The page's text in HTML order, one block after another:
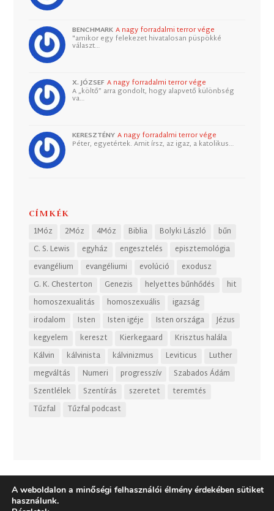
BENCHMARK A nagy forradalmi terror vége
"amikor egy felekezet hivatalosan püspökké
választ…
X. JÓZSEF A nagy forradalmi terror vége
A „költő” arra gondolt, hogy alapvető különbség
va…
KERESZTÉNY A nagy forradalmi terror vége
Péter, egyetértek. Amit írsz, az igaz, a katolikus…
CÍMKÉK
1Móz 2Móz 4Móz Biblia Bolyki László
bűn
C. S. Lewis
egyház engesztelés
episztemológia
evangélium
evangéliumi evolúció
exodusz
G. K. Chesterton
Genezis helyettes bűnhődés
hit
homoszexualitás
homoszexuális
igazság
irodalom
Isten Isten igéje Isten országa
Jézus
kegyelem
kereszt Kierkegaard
Krisztus halála
Kálvin
kálvinista kálvinizmus Leviticus
Luther
megváltás
Numeri progresszív
Szabados Ádám
Szentlélek
Szentírás szeretet
teremtés
Tűzfal
Tűzfal podcast
A weboldalon a minőségi felhasználói élmény érdekében sütiket
használunk.